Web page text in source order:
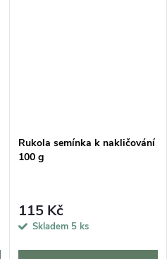
Rukola semínka k nakličování
100 g
115 Kč
Skladem 5 ks